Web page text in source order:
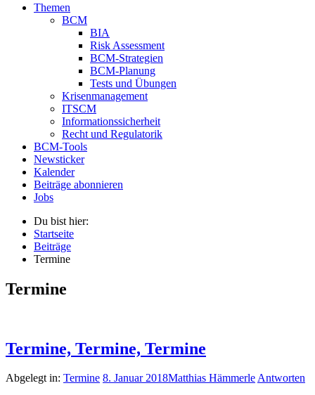
Themen
BCM
BIA
Risk Assessment
BCM-Strategien
BCM-Planung
Tests und Übungen
Krisenmanagement
ITSCM
Informationssicherheit
Recht und Regulatorik
BCM-Tools
Newsticker
Kalender
Beiträge abonnieren
Jobs
Du bist hier:
Startseite
Beiträge
Termine
Termine
Termine, Termine, Termine
Abgelegt in: Termine 8. Januar 2018Matthias HämmerleAntworten